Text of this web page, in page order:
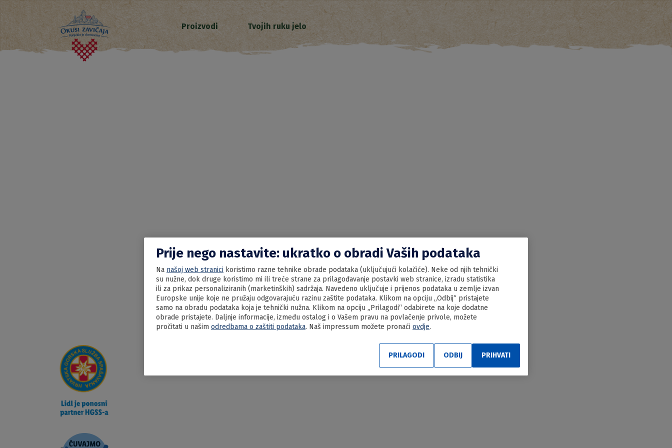
Proizvodi Tvojih ruku jelo
Prije nego nastavite: ukratko o obradi Vaših podataka
Na našoj web stranici koristimo razne tehnike obrade podataka (uključujući kolačiće). Neke od njih tehnički
su nužne, dok druge koristimo mi ili treće strane za prilagođavanje postavki web stranice, izradu statistika
ili za prikaz personaliziranih (marketinških) sadržaja. Navedeno uključuje i prijenos podataka u zemlje izvan
Europske unije koje ne pružaju odgovarajuću razinu zaštite podataka. Klikom na opciju „Odbij“ pristajete
samo na obradu podataka koja je tehnički nužna. Klikom na opciju „Prilagodi“ odabirete na koje dodatne
obrade pristajete. Daljnje informacije, između ostalog i o Vašem pravu na povlačenje privole, možete
pročitati u našim odredbama o zaštiti podataka. Naš impressum možete pronaći ovdje.
ODBIJ PRIHVATI
PRILAGODI